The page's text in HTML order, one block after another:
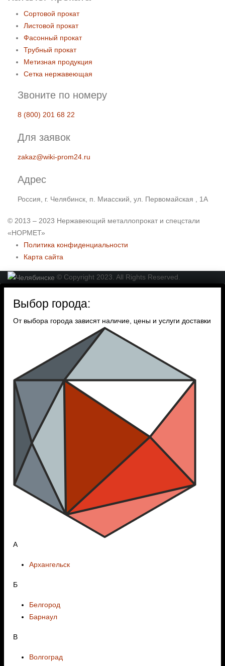
Сортовой прокат
Листовой прокат
Фасонный прокат
Трубный прокат
Метизная продукция
Сетка нержавеющая
Звоните по номеру
8 (800) 201 68 22
Для заявок
zakaz@wiki-prom24.ru
Адрес
Россия, г. Челябинск, п. Миасский, ул. Первомайская , 1А
© 2013 – 2023 Нержавеющий металлопрокат и спецстали
«НОРМЕТ»
Политика конфиденциальности
Карта сайта
© Copyright 2023. All Rights Reserved.
Выбор города:
От выбора города зависят наличие, цены и услуги доставки
А
Архангельск
Б
Белгород
Барнаул
В
Волгоград